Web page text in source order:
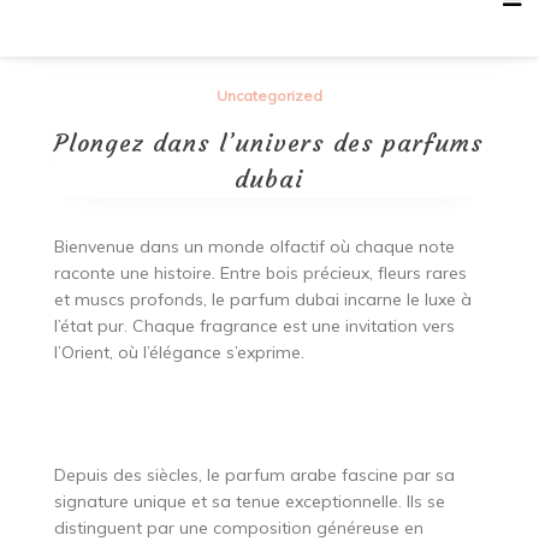
Uncategorized
Plongez dans l’univers des parfums
dubai
Bienvenue dans un monde olfactif où chaque note
raconte une histoire. Entre bois précieux, fleurs rares
et muscs profonds, le parfum dubai incarne le luxe à
l’état pur. Chaque fragrance est une invitation vers
l’Orient, où l’élégance s’exprime.
Depuis des siècles, le parfum arabe fascine par sa
signature unique et sa tenue exceptionnelle. Ils se
distinguent par une composition généreuse en